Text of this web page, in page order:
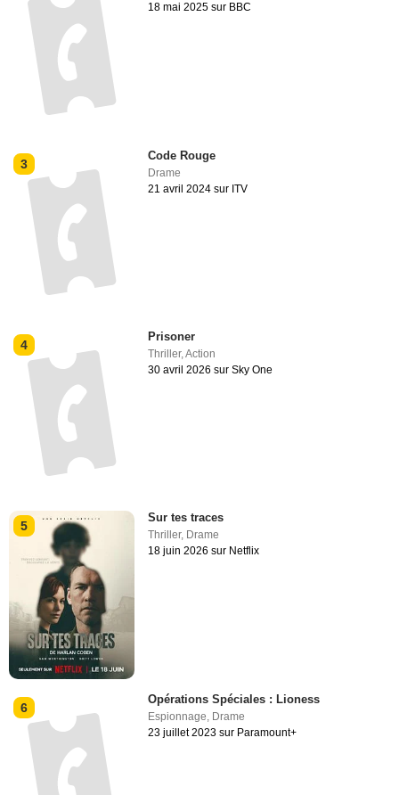
18 mai 2025 sur BBC
3
Code Rouge
Drame
21 avril 2024 sur ITV
4
Prisoner
Thriller,Action
30 avril 2026 sur Sky One
5
Sur tes traces
Thriller, Drame
18 juin 2026 sur Netflix
6
Opérations Spéciales : Lioness
Espionnage Drame
23 juillet 2023 sur Paramount+